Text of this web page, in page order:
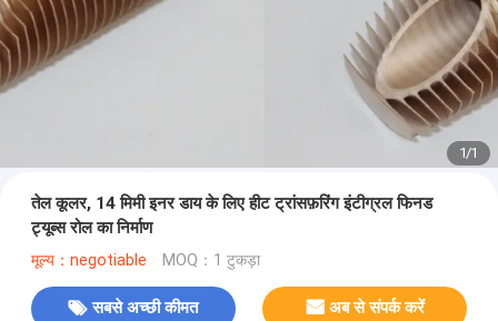
1/1
तेल कूलर, 14 मिमी इनर डाय के लिए हीट ट्रांसफ़रिंग इंटीग्रल फिनड
ट्यूब्स रोल का निर्माण
मूल्य：negotiable MOQ：1 टुकड़ा
सबसे अच्छी कीमत अब से संपर्क करें